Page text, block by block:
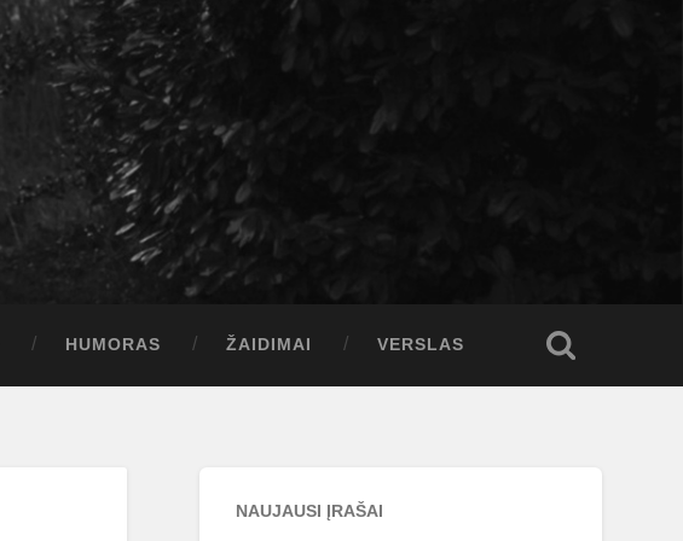
HUMORAS ŽAIDIMAI VERSLAS
NAUJAUSI ĮRAŠAI